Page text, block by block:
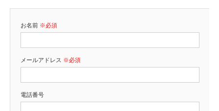
お名前 ※必須
メールアドレス ※必須
電話番号